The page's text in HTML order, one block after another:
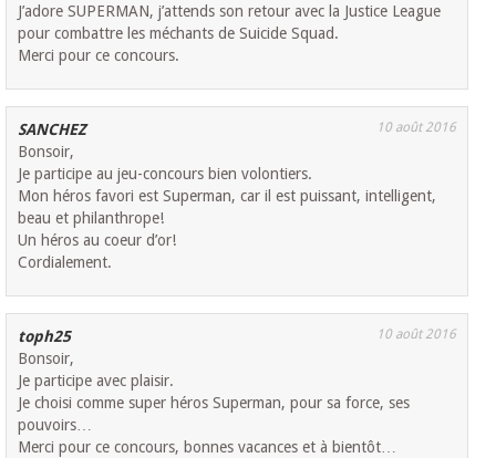
J’adore SUPERMAN, j’attends son retour avec la Justice League
pour combattre les méchants de Suicide Squad.
Merci pour ce concours.
SANCHEZ 10 août 2016
Bonsoir,
Je participe au jeu-concours bien volontiers.
Mon héros favori est Superman, car il est puissant, intelligent,
beau et philanthrope!
Un héros au coeur d’or!
Cordialement.
toph25 10 août 2016
Bonsoir,
Je participe avec plaisir.
Je choisi comme super héros Superman, pour sa force, ses
pouvoirs…
Merci pour ce concours, bonnes vacances et à bientôt…